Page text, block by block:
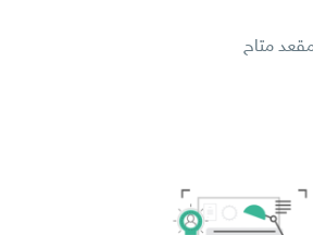
متاح